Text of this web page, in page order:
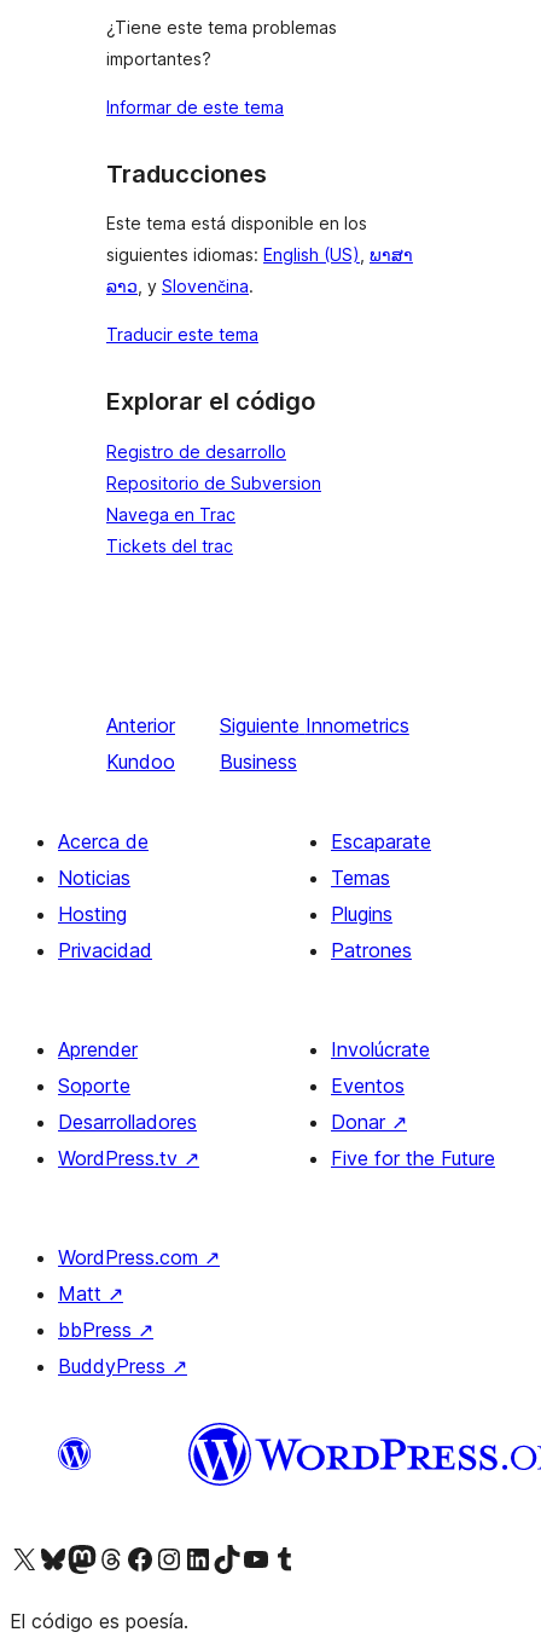
¿Tiene este tema problemas
importantes?
Informar de este tema
Traducciones
Este tema está disponible en los
siguientes idiomas: English (US) ພາສາ
ລາວ , y Slovenčina.
Traducir este tema
Explorar el código
Registro de desarrollo
Repositorio de Subversion
Navega en Trac
Tickets del trac
Anterior
Kundoo
Siguiente Innometrics
Business
Acerca de
Noticias
Hosting
Privacidad
Escaparate
Temas
Plugins
Patrones
Aprender
Soporte
Desarrolladores
WordPress.tv ↗
Involúcrate
Eventos
Donar ↗
Five for the Future
WordPress.com ↗
Matt ↗
bbPress ↗
BuddyPress ↗
Visita nuestra cuenta de X (anteriormente Twitter)
Visita nuestra cuenta de Bluesky
Visita nuestra cuenta de Mastodon
Visita nuestra cuenta de Threads
Visita nuestra página de Facebook
Visita nuestra cuenta de Instagram
Visita nuestra cuenta de LinkedIn
Visita nuestra cuenta de TikTok
Visita nuestro canal de YouTube
Visita nuestra cuenta de Tumblr
El código es poesía.